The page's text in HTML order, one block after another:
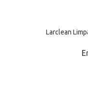
Larclean